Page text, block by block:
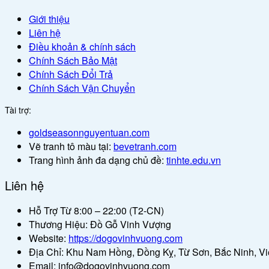
Giới thiệu
Liên hệ
Điều khoản & chính sách
Chính Sách Bảo Mật
Chính Sách Đổi Trả
Chính Sách Vận Chuyển
Tài trợ:
goldseasonnguyentuan.com
Vẽ tranh tô màu tại: bevetranh.com
Trang hình ảnh đa dạng chủ đề: tinhte.edu.vn
Liên hệ
Hỗ Trợ Từ 8:00 – 22:00 (T2-CN)
Thương Hiệu: Đồ Gỗ Vinh Vượng
Website: https://dogovinhvuong.com
Địa Chỉ: Khu Nam Hồng, Đồng Kỵ, Từ Sơn, Bắc Ninh,
Email: info@dogovinhvuong.com